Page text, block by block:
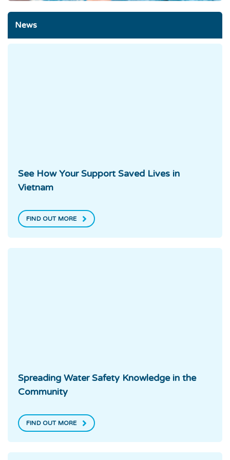
News
See How Your Support Saved Lives in
Vietnam
FIND OUT MORE
Spreading Water Safety Knowledge in the
Community
FIND OUT MORE